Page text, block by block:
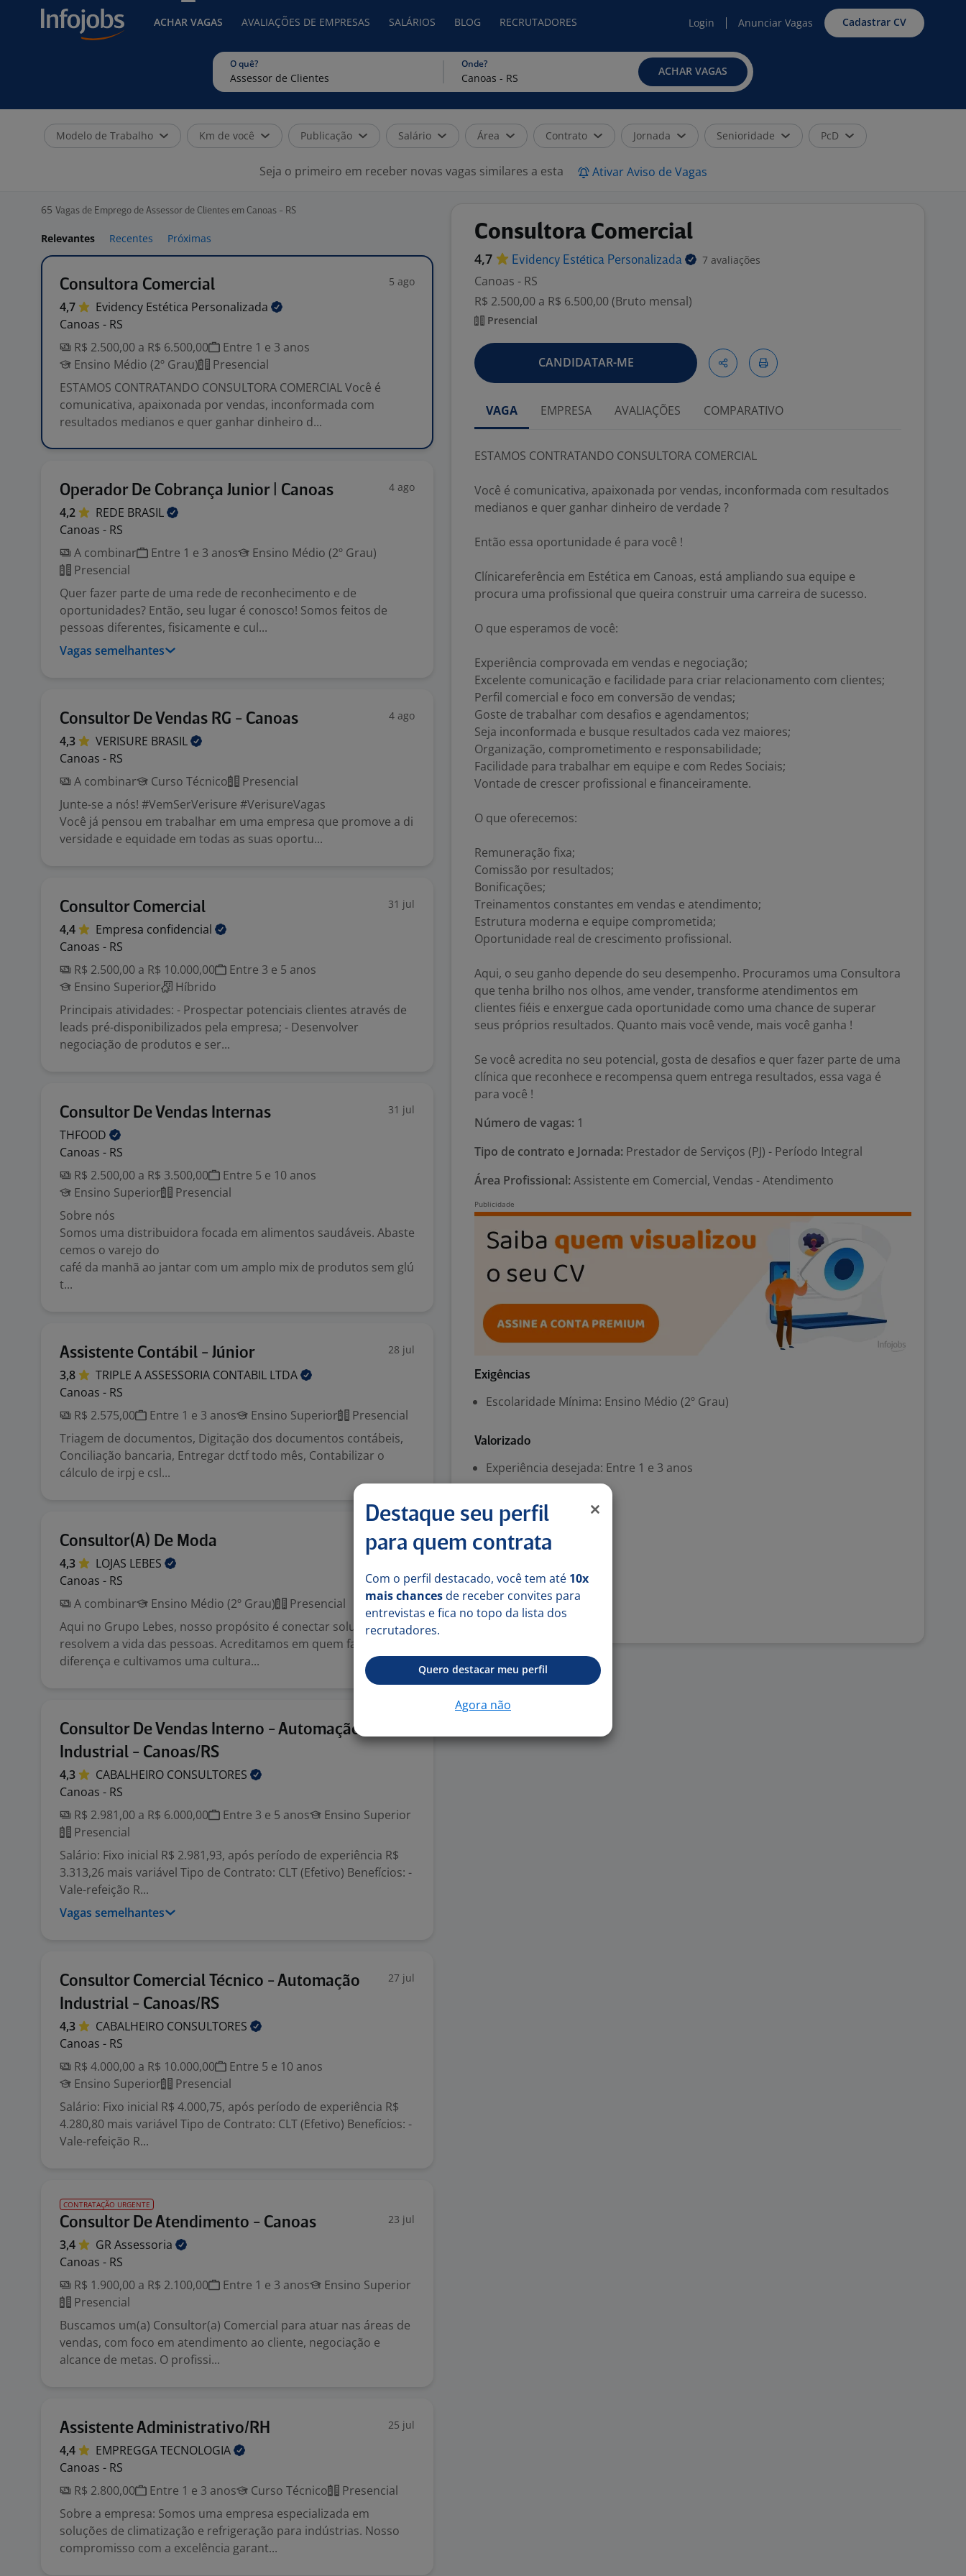
ACHAR VAGAS AVALIAÇÕES DE EMPRESAS SALÁRIOS BLOG RECRUTADORES Login Anunciar Vagas Cadastrar CV
O quê? Onde?
ACHAR VAGAS
Modelo de Trabalho Km de você Publicação Salário Área Contrato Jornada Senioridade PcD
Seja o primeiro em receber novas vagas similares a esta Ativar Aviso de Vagas
65 Vagas de Emprego de Assessor de Clientes em Canoas - RS
Relevantes Recentes Próximas
Consultora Comercial 5 ago
4,7 Evidency Estética Personalizada
Canoas - RS
R$ 2.500,00 a R$ 6.500,00
Entre 1 e 3 anos
Ensino Médio (2º Grau)
Presencial
ESTAMOS CONTRATANDO CONSULTORA COMERCIAL Você é
comunicativa, apaixonada por vendas, inconformada com
resultados medianos e quer ganhar dinheiro d...
Operador De Cobrança Junior | Canoas 4 ago
4,2 REDE BRASIL
Canoas - RS
A combinar
Entre 1 e 3 anos
Ensino Médio (2º Grau)
Presencial
Quer fazer parte de uma rede de reconhecimento e de
oportunidades? Então, seu lugar é conosco! Somos feitos de
pessoas diferentes, fisicamente e cul...
Vagas semelhantes
Consultor De Vendas RG - Canoas 4 ago
4,3 VERISURE BRASIL
Canoas - RS
A combinar
Curso Técnico
Presencial
Junte-se a nós! #VemSerVerisure #VerisureVagas
Você já pensou em trabalhar em uma empresa que promove a di
versidade e equidade em todas as suas oportu...
Consultor Comercial 31 jul
4,4 Empresa confidencial
Canoas - RS
R$ 2.500,00 a R$ 10.000,00
Entre 3 e 5 anos
Ensino Superior
Híbrido
Principais atividades: - Prospectar potenciais clientes através de
leads pré-disponibilizados pela empresa; - Desenvolver
negociação de produtos e ser...
Consultor De Vendas Internas 31 jul
THFOOD
Canoas - RS
R$ 2.500,00 a R$ 3.500,00
Entre 5 e 10 anos
Ensino Superior
Presencial
Sobre nós
Somos uma distribuidora focada em alimentos saudáveis. Abaste
cemos o varejo do
café da manhã ao jantar com um amplo mix de produtos sem glú
t...
Assistente Contábil - Júnior 28 jul
3,8 TRIPLE A ASSESSORIA CONTABIL LTDA
Canoas - RS
R$ 2.575,00
Entre 1 e 3 anos Ensino Superior
Presencial
Triagem de documentos, Digitação dos documentos contábeis,
Conciliação bancaria, Entregar dctf todo mês, Contabilizar o
cálculo de irpj e csl...
Consultor(A) De Moda 27 jul
4,3 LOJAS LEBES
Canoas - RS
A combinar
Ensino Médio (2º Grau)
Presencial
Aqui no Grupo Lebes, nosso propósito é conectar soluções que
resolvem a vida das pessoas. Acreditamos em quem faz a
diferença e cultivamos uma cultura...
Consultor De Vendas Interno - Automação
Industrial - Canoas/RS
4,3 CABALHEIRO CONSULTORES
Canoas - RS
R$ 2.981,00 a R$ 6.000,00
Entre 3 e 5 anos
Ensino Superior
Presencial
Salário: Fixo inicial R$ 2.981,93, após período de experiência R$
3.313,26 mais variável Tipo de Contrato: CLT (Efetivo) Benefícios: -
Vale-refeição R...
Vagas semelhantes
Consultor Comercial Técnico - Automação
Industrial - Canoas/RS
27 jul
4,3 CABALHEIRO CONSULTORES
Canoas - RS
R$ 4.000,00 a R$ 10.000,00
Entre 5 e 10 anos
Ensino Superior
Presencial
Salário: Fixo inicial R$ 4.000,75, após período de experiência R$
4.280,80 mais variável Tipo de Contrato: CLT (Efetivo) Benefícios: -
Vale-refeição R...
CONTRATAÇÃO URGENTE
Consultor De Atendimento - Canoas 23 jul
3,4 GRAssessoria
Canoas - RS
R$ 1.900,00 a R$ 2.100,00
Entre 1 e 3 anos
Ensino Superior
Presencial
Buscamos um(a) Consultor(a) Comercial para atuar nas áreas de
vendas, com foco em atendimento ao cliente, negociação e
alcance de metas. O profissi...
Assistente Administrativo/RH 25 jul
4,4 EMPREGGATECNOLOGIA
Canoas - RS
R$ 2.800,00
Entre 1 e 3 anos Curso Técnico
Presencial
Sobre a empresa: Somos uma empresa especializada em
soluções de climatização e refrigeração para indústrias. Nosso
compromisso com a excelência garant...
Consultora Comercial
4,7 Evidency Estética Personalizada 7 avaliações
Canoas - RS
R$ 2.500,00 a R$ 6.500,00 (Bruto mensal)
Presencial
CANDIDATAR-ME
VAGA EMPRESA AVALIAÇÕES COMPARATIVO
ESTAMOS CONTRATANDO CONSULTORA COMERCIAL
Você é comunicativa, apaixonada por vendas, inconformada com resultados
medianos e quer ganhar dinheiro de verdade ?
Então essa oportunidade é para você !
Clínicareferência em Estética em Canoas, está ampliando sua equipe e
procura uma profissional que queira construir uma carreira de sucesso.
O que esperamos de você:
Experiência comprovada em vendas e negociação;
Excelente comunicação e facilidade para criar relacionamento com clientes;
Perfil comercial e foco em conversão de vendas;
Goste de trabalhar com desafios e agendamentos;
Seja inconformada e busque resultados cada vez maiores;
Organização, comprometimento e responsabilidade;
Facilidade para trabalhar em equipe e com Redes Sociais;
Vontade de crescer profissional e financeiramente.
O que oferecemos:
Remuneração fixa;
Comissão por resultados;
Bonificações;
Treinamentos constantes em vendas e atendimento;
Estrutura moderna e equipe comprometida;
Oportunidade real de crescimento profissional.
Aqui, o seu ganho depende do seu desempenho. Procuramos uma Consultora
que tenha brilho nos olhos, ame vender, transforme atendimentos em
clientes fiéis e enxergue cada oportunidade como uma chance de superar
seus próprios resultados. Quanto mais você vende, mais você ganha !
Se você acredita no seu potencial, gosta de desafios e quer fazer parte de uma
clínica que reconhece e recompensa quem entrega resultados, essa vaga é
para você !
Número de vagas: 1
Tipo de contrato e Jornada: Prestador de Serviços (PJ) - Período Integral
Área Profissional: Assistente em Comercial, Vendas - Atendimento
Exigências
Escolaridade Mínima: Ensino Médio (2º Grau)
Valorizado
Experiência desejada: Entre 1 e 3 anos
Benefícios
Bônus por resultado
Denunciar vaga
Destaque seu perfil
para quem contrata
Com o perfil destacado, você tem até 10x
mais chances de receber convites para
entrevistas e fica no topo da lista dos
recrutadores.
Quero destacar meu perfil
Agora não